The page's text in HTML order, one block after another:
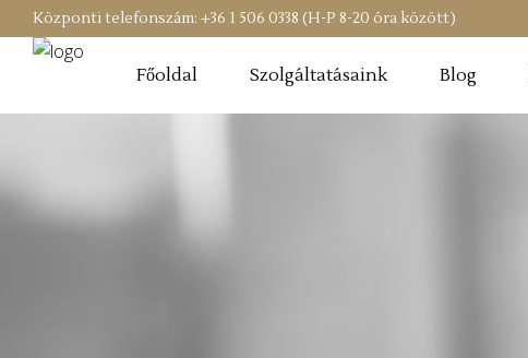
Központi telefonszám: +36 1 506 0338 (H-P 8-20 óra között)
Főoldal Szolgáltatásaink Blog